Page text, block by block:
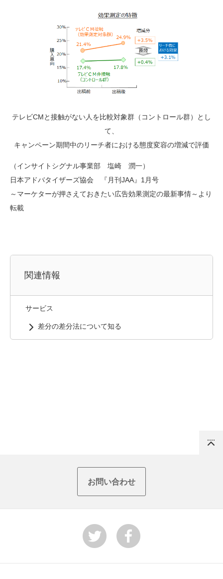
テレビCMと接触がない人を比較対象群（コントロール群）とし
て、
キャンペーン期間中のリーチ者における態度変容の増減で評価
（インサイトシグナル事業部 塩崎 潤一）
日本アドバタイザーズ協会 『月刊JAA』1月号
～マーケターが押さえておきたい広告効果測定の最新事情～より
転載
関連情報
サービス
差分の差分法について知る
お問い合わせ